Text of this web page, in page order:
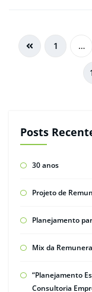
1 …
Posts
30 anos
Projeto de
Planejamento
Mix da
“Planejamento
Consultoria